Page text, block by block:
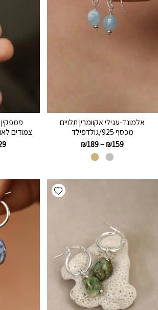
אלמונד-עגילי אקוומרין תלויים
מכסף 925/גולדפילד
₪159
–
₪189
צמודים לאוזן כסף
Add wishlist